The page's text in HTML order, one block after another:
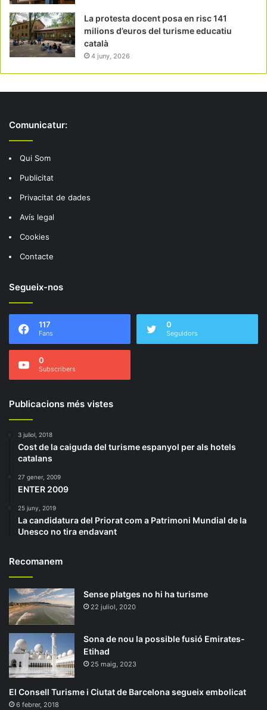
La protesta docent posa en risc 141
milions d’euros del turisme educatiu
català
4 juny, 2026
Comunicatur:
Qui Som
Publicitat
Privacitat de dades
Avís legal
Cookies
Contacte
Segueix-nos
117
Fans
0
Seguidors
0
Subscribers
Publicacions més vistes
3 juliol, 2018
Cost de la caiguda del turisme espanyol per als hotels
catalans
27 gener, 2009
ENTER 2009
25 juny, 2019
La candidatura del Priorat com a Patrimoni Mundial de la
Unesco no tira endavant
Recomanem
Sense platges no hi ha turisme
22 juliol, 2020
Sona de nou la possible fusió Emirates-
Etihad
25 maig, 2023
El Consell Turisme i Ciutat de Barcelona segueix embolicat
6 febrer, 2018